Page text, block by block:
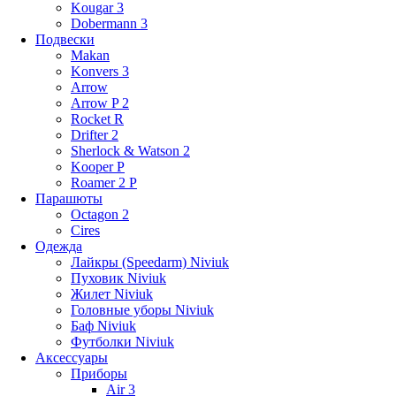
Kougar 3
Dobermann 3
Подвески
Makan
Konvers 3
Arrow
Arrow P 2
Rocket R
Drifter 2
Sherlock & Watson 2
Kooper P
Roamer 2 P
Парашюты
Octagon 2
Cires
Одежда
Лайкры (Speedarm) Niviuk
Пуховик Niviuk
Жилет Niviuk
Головные уборы Niviuk
Баф Niviuk
Футболки Niviuk
Аксессуары
Приборы
Air 3